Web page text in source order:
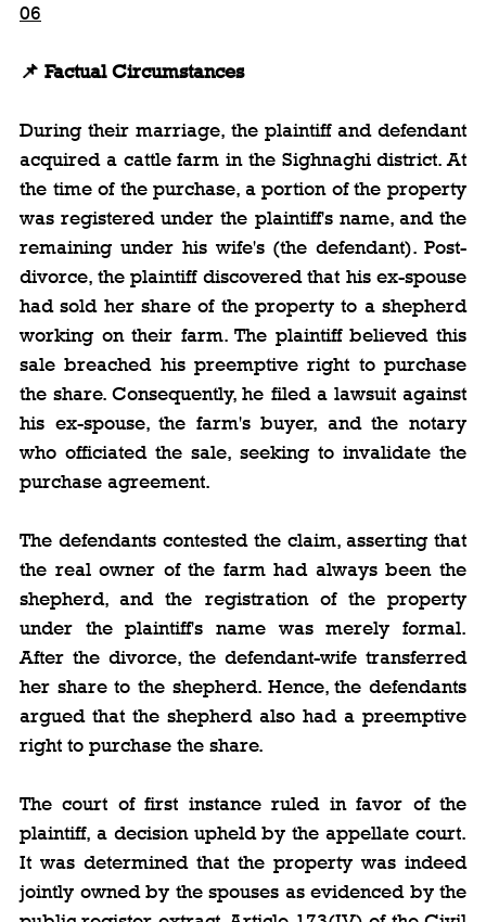
06
📌 Factual Circumstances
During their marriage, the plaintiff and defendant
acquired a cattle farm in the Sighnaghi district. At
the time of the purchase, a portion of the property
was registered under the plaintiff's name, and the
remaining under his wife's (the defendant). Post-
divorce, the plaintiff discovered that his ex-spouse
had sold her share of the property to a shepherd
working on their farm. The plaintiff believed this
sale breached his preemptive right to purchase
the share. Consequently, he filed a lawsuit against
his ex-spouse, the farm's buyer, and the notary
who officiated the sale, seeking to invalidate the
purchase agreement.
The defendants contested the claim, asserting that
the real owner of the farm had always been the
shepherd, and the registration of the property
under the plaintiff's name was merely formal.
After the divorce, the defendant-wife transferred
her share to the shepherd. Hence, the defendants
argued that the shepherd also had a preemptive
right to purchase the share.
The court of first instance ruled in favor of the
plaintiff, a decision upheld by the appellate court.
It was determined that the property was indeed
jointly owned by the spouses as evidenced by the